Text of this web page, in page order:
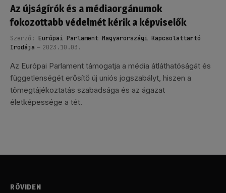
Az újságírók és a médiaorgánumok
fokozottabb védelmét kérik a képviselők
Szerző: Európai Parlament Magyarországi Kapcsolattartó
Irodája
2023.10.03.
Az Európai Parlament támogatja a média átláthatóságát és
függetlenségét erősítő új uniós jogszabályt, hiszen a
tömegtájékoztatás szabadsága és az ágazat
életképessége a tét.
RÖVIDEN